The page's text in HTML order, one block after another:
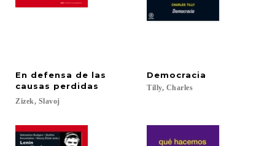
En defensa de las
causas perdidas
Zizek, Slavoj
Democracia
Tilly, Charles